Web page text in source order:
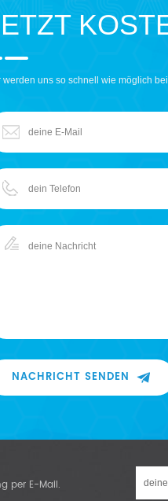
werden uns so schnell wie möglich
NACHRICHT SENDEN
per E-Mail.